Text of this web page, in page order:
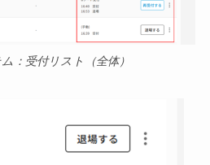
：受付リスト（全体）